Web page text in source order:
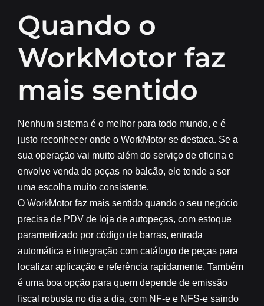
Quando o
WorkMotor faz
mais sentido
Nenhum sistema é o melhor para todo mundo, e é
justo reconhecer onde o WorkMotor se destaca. Se a
sua operação vai muito além do serviço de oficina e
envolve venda de peças no balcão, ele tende a ser
uma escolha muito consistente.
O WorkMotor faz mais sentido quando o seu negócio
precisa de PDV de loja de autopeças, com estoque
parametrizado por código de barras, entrada
automática e integração com catálogo de peças para
localizar aplicação e referência rapidamente. Também
é uma boa opção para quem depende de emissão
fiscal robusta no dia a dia, com NF-e e NFS-e saindo